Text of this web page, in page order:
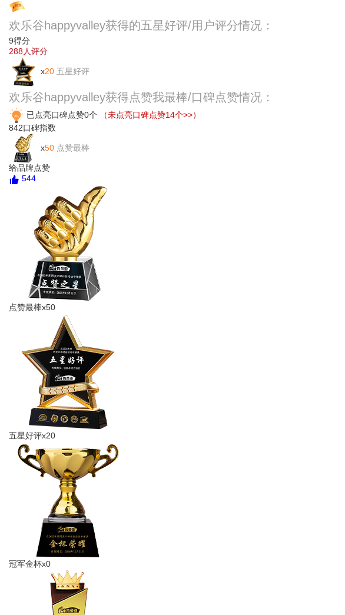
欢乐谷happyvalley获得的五星好评/用户评分情况：
9得分
288人评分
x20 五星好评
欢乐谷happyvalley获得点赞我最棒/口碑点赞情况：
已点亮口碑点赞0个
（未点亮口碑点赞14个>>）
842口碑指数
x50 点赞最棒
给品牌点赞
544
点赞最棒x50
五星好评x20
冠军金杯x0